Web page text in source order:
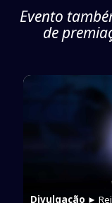
Evento
de
Divulgação ►